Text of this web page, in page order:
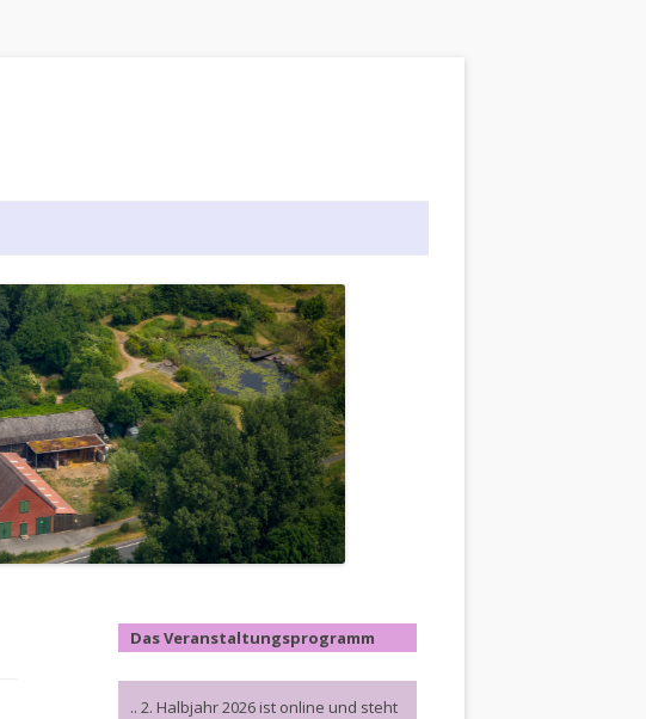
Das Veranstaltungsprogramm
.. 2. Halbjahr 2026 ist online und steht